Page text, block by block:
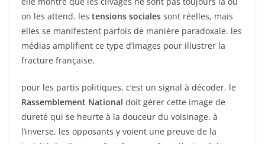
on les attend. les tensions sociales sont réelles, mais
elles se manifestent parfois de manière paradoxale. les
médias amplifient ce type d’images pour illustrer la
fracture française.
pour les partis politiques, c’est un signal à décoder. le
Rassemblement National doit gérer cette image de
dureté qui se heurte à la douceur du voisinage. à
l’inverse, les opposants y voient une preuve de la